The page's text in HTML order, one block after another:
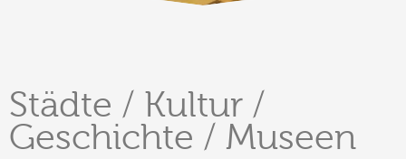
Städte / Kultur /
Geschichte / Museen